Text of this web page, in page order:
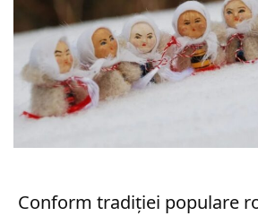
Conform tradiției populare